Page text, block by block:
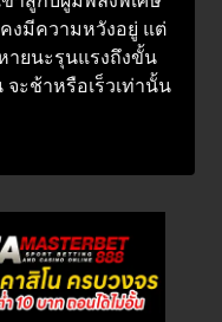
งมีความหวังอยู่ แต่
ายนะรุนแรงถึงขั้น
จะช้าหรือเร็วเท่านั้น